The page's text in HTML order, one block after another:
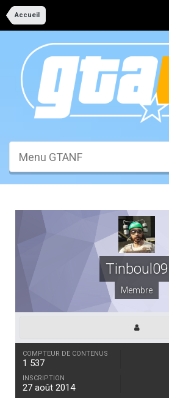
Accueil
Menu GTANF
Tinboul09
Membre
COMPTEUR DE CONTENUS
1 537
INSCRIPTION
27 août 2014